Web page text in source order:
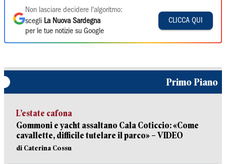
Non lasciare decidere l'algoritmo:
scegli La Nuova Sardegna
per le tue notizie su Google
CLICCA QUI
Primo Piano
L’estate cafona
Gommoni e yacht assaltano Cala Coticcio: «Come
cavallette, difficile tutelare il parco» – VIDEO
di Caterina Cossu